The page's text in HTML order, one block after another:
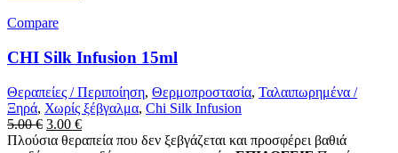
Compare
CHI Silk Infusion 15ml
Θεραπείες / Περιποίηση, Θερμοπροστασία, Ταλαιπωρημένα /
Ξηρά, Χωρίς ξέβγαλμα, Chi Silk Infusion
5.00€ Original
price
3.00 €Η
τρέχουσα
Πλούσια θεραπεία που δεν ξεβγάζεται και προσφέρει βαθιά